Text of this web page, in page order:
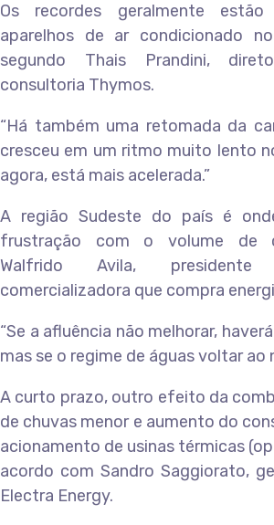
Os recordes geralmente estão
aparelhos de ar condicionado
segundo Thais Prandini,
consultoria Thymos.
“Há também uma retomada da
cresceu em um ritmo muito lento
agora, está mais acelerada.”
A região Sudeste do país é
frustração com o volume de
Walfrido Avila,
comercializadora que compra
“Se a afluência não melhorar,
mas se o regime de águas voltar ao
A curto prazo, outro efeito da
de chuvas menor e aumento do
acionamento de usinas térmicas
acordo com Sandro Saggiorato,
Electra Energy.